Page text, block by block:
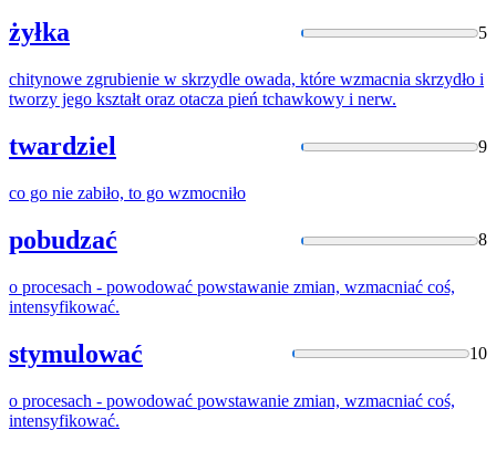
żyłka 5
chitynowe zgrubienie w skrzydle owada, które wzmacnia skrzydło i
tworzy jego kształt oraz otacza pień tchawkowy i nerw.
twardziel 9
co go nie zabiło, to go wzmocniło
pobudzać 8
o procesach - powodować powstawanie zmian, wzmacniać coś,
intensyfikować.
stymulować 10
o procesach - powodować powstawanie zmian, wzmacniać coś,
intensyfikować.